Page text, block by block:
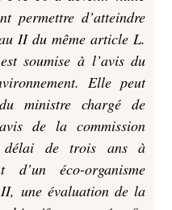
permettre d’atteindre
II du même article L.
soumise à l’avis du
Elle peut
ministre chargé de
de la commission
délai de trois ans à
d’un éco-organisme
une évaluation de la